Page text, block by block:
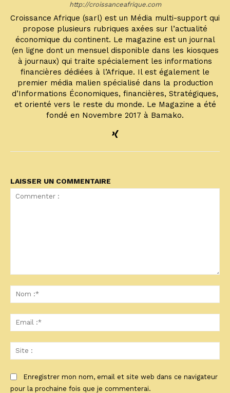
http://croissanceafrique.com
Croissance Afrique (sarl) est un Média multi-support qui
propose plusieurs rubriques axées sur l’actualité
économique du continent. Le magazine est un journal
(en ligne dont un mensuel disponible dans les kiosques
à journaux) qui traite spécialement les informations
financières dédiées à l’Afrique. Il est également le
premier média malien spécialisé dans la production
d’Informations Économiques, financières, Stratégiques,
et orienté vers le reste du monde. Le Magazine a été
fondé en Novembre 2017 à Bamako.
LAISSER UN COMMENTAIRE
:*
:*
:
Enregistrer mon nom, email et site web dans ce navigateur
pour la prochaine fois que je commenterai.